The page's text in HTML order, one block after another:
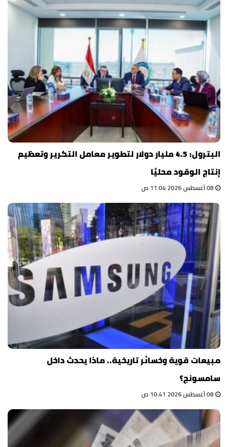
البترول: 4.5 مليار دولار لتطوير معامل التكرير وتعظيم
إنتاج الوقود محليًا
مبيعات قوية وخسائر تاريخية.. ماذا يحدث داخل
سامسونج؟